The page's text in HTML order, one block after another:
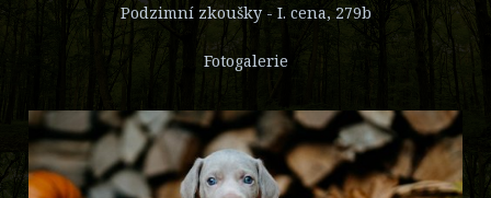
Podzimní zkoušky - I. cena, 279b
Fotogalerie